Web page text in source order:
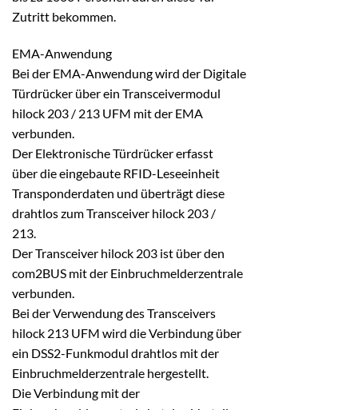
Zutritt bekommen.
EMA-Anwendung
Bei der EMA-Anwendung wird der Digitale
Türdrücker über ein Transceivermodul
hilock 203 / 213 UFM mit der EMA
verbunden.
Der Elektronische Türdrücker erfasst
über die eingebaute RFID-Leseeinheit
Transponderdaten und überträgt diese
drahtlos zum Transceiver hilock 203 /
213.
Der Transceiver hilock 203 ist über den
com2BUS mit der Einbruchmelderzentrale
verbunden.
Bei der Verwendung des Transceivers
hilock 213 UFM wird die Verbindung über
ein DSS2-Funkmodul drahtlos mit der
Einbruchmelderzentrale hergestellt.
Die Verbindung mit der